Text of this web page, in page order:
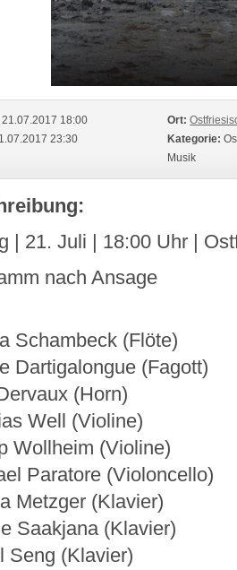
21.07.2017 18:00
23:30
Ort:
Kategorie:
Musik
| 21. Juli | 18:00 Uhr |
nach Ansage
Schambeck (Flöte)
Dartigalongue (Fagott)
(Horn)
Well (Violine)
Wollheim (Violine)
Paratore (Violoncello)
Metzger (Klavier)
Saakjana (Klavier)
Seng (Klavier)